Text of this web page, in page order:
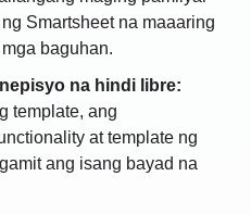
Smartsheet na maaaring
baguhan.
na hindi libre:
template, ang
at template ng
ang isang bayad na